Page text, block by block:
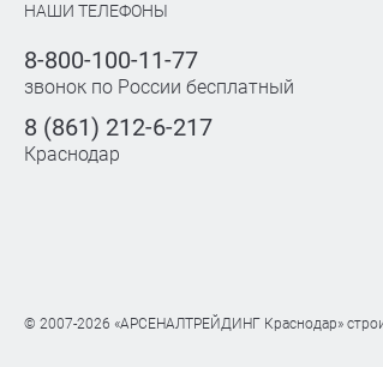
НАШИ ТЕЛЕФОНЫ
8-800-100-11-77
звонок по России бесплатный
8 (861) 212-6-217
Краснодар
© 2007-2026 «АРСЕНАЛТРЕЙДИНГ Краснодар»